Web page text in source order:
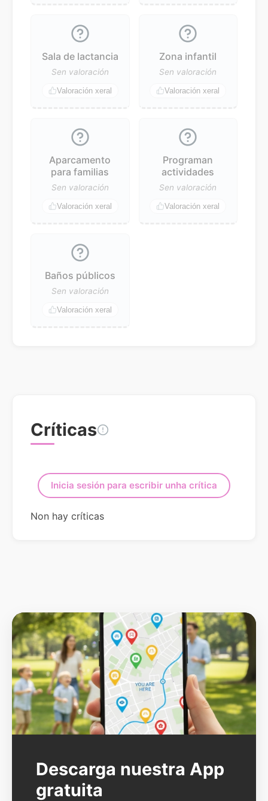
Sala de lactancia
Sen valoración
Valoración xeral
Zona infantil
Sen valoración
Valoración xeral
Aparcamento
para familias
Sen valoración
Valoración xeral
Programan
actividades
Sen valoración
Valoración xeral
Baños públicos
Sen valoración
Valoración xeral
Críticas
Inicia sesión para escribir unha crítica
Non hay críticas
Descarga nuestra App
gratuita